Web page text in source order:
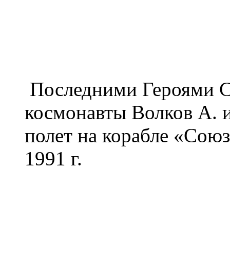
Последними Героями
космонавты Волков
полет на корабле
1991 г.